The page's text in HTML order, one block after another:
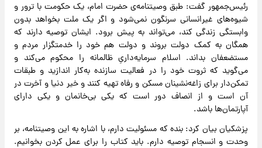
رئیس‌جمهور گفت: طبق وصیتنامه‌ی حضرت امام، یک حکومت با ترور و
شیوه‌های غیرانسانی سرنگون نمی‌شود و اگر یک ملت بخواهد بدون
وابستگی زندگی کند، می‌تواند به پیش برود. ایشان توصیه دارند که
همگان به کمک دولت بروند و دولت هم خود را خدمتگزار مردم و
مستضعفان بداند. اسلام سرمایه‌داریِ ظالمانه را محکوم می‌کند و
می‌گوید که ثروت خود را در فعالیت سازنده به‌کار اندازید و طبقات
تمکن‌دار برای زاغه‌نشینان مسکن و رفاه تهیه کنند و خیر دنیا و آخرت در
آن است و از انصاف دور است که یکی بی‌خانمان و یکی دارای
آپارتمان‌ها باشد.
پزشکیان بیان کرد: بنده که مسئولیت دارم، با اشاره به این وصیتنامه، بر
وحدت و انسجام توصیه دارم. باید کتاب را برای عمل کردن بخوانیم.